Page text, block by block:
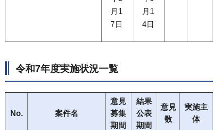
月1
7日
月1
4日
令和7年度実施状況一覧
No. 案件名
意見
募集
期間
結果
公表
期間
意見
数
実施主
体